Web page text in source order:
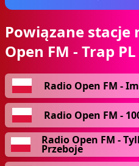
Powiązane stacje
Open FM - Trap PL
Radio Open FM -
Radio Open FM -
Radio Open FM -
Przeboje